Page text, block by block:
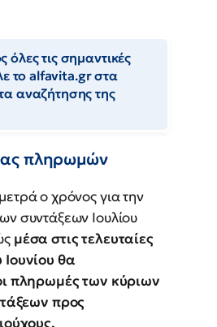
τις σημαντικές
το alfavita.gr στα
αναζήτησης της
πληρωμών
ο χρόνος για την
συντάξεων Ιουλίου
μέσα στις τελευταίες
θα
πληρωμές των κύριων
προς